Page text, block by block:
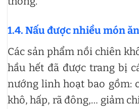
1.4. Nấu được nhiều món ăn
Các sản phẩm nồi chiên
hầu hết đã được trang bị
nướng linh hoạt bao gồm:
khô, hấp, rã đông,… giảm